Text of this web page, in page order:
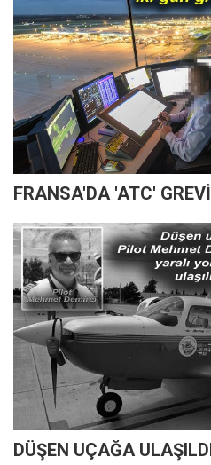
FRANSA'DA 'ATC' GREVİ
DÜŞEN UÇAĞA ULAŞILDI